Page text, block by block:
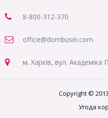
8-800-312-370
office@dombusin.com
м. Харків, вул. Академіка
Copyright ©
Угода